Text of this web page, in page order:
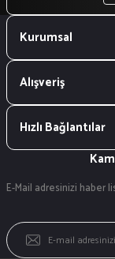
Kurumsal
Alışveriş
Hızlı Bağlantılar
E-Mail adresinizi haber